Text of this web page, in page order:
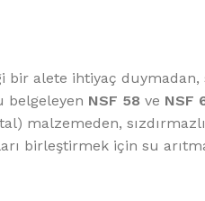
alete ihtiyaç
belgeleyen NSF 58 ve NSF
malzemeden,
birleştirmek için su